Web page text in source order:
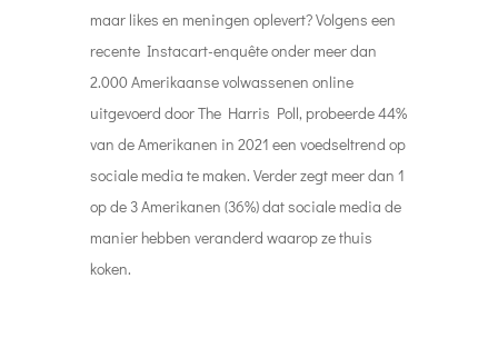
maar likes en meningen oplevert? Volgens een
recente Instacart-enquête onder meer dan
2.000 Amerikaanse volwassenen online
uitgevoerd door The Harris Poll, probeerde 44%
van de Amerikanen in 2021 een voedseltrend op
sociale media te maken. Verder zegt meer dan 1
op de 3 Amerikanen (36%) dat sociale media de
manier hebben veranderd waarop ze thuis
koken.